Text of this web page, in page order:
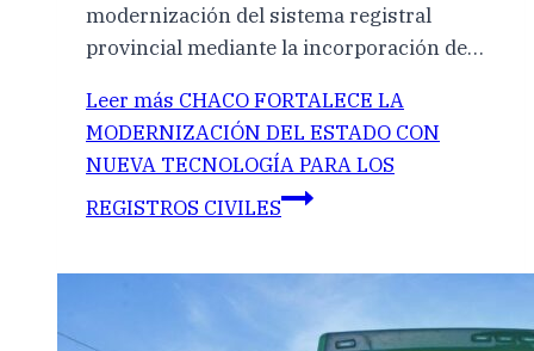
modernización del sistema registral
provincial mediante la incorporación de…
Leer más CHACO FORTALECE LA
MODERNIZACIÓN DEL ESTADO CON
NUEVA TECNOLOGÍA PARA LOS
REGISTROS CIVILES